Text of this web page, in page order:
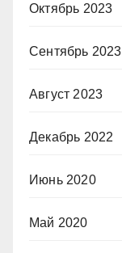
Октябрь 2023
Сентябрь 2023
Август 2023
Декабрь 2022
Июнь 2020
Май 2020